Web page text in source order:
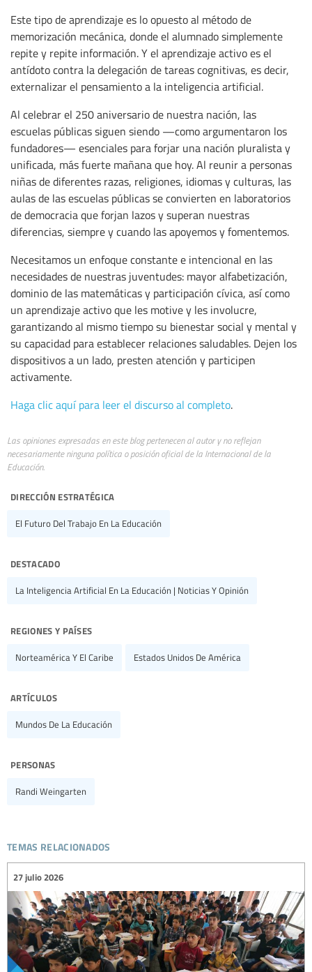
Este tipo de aprendizaje es lo opuesto al método de
memorización mecánica, donde el alumnado simplemente
repite y repite información. Y el aprendizaje activo es el
antídoto contra la delegación de tareas cognitivas, es decir,
externalizar el pensamiento a la inteligencia artificial.
Al celebrar el 250 aniversario de nuestra nación, las
escuelas públicas siguen siendo —como argumentaron los
fundadores— esenciales para forjar una nación pluralista y
unificada, más fuerte mañana que hoy. Al reunir a personas
niñas de diferentes razas, religiones, idiomas y culturas, las
aulas de las escuelas públicas se convierten en laboratorios
de democracia que forjan lazos y superan nuestras
diferencias, siempre y cuando las apoyemos y fomentemos.
Necesitamos un enfoque constante e intencional en las
necesidades de nuestras juventudes: mayor alfabetización,
dominio de las matemáticas y participación cívica, así como
un aprendizaje activo que les motive y les involucre,
garantizando al mismo tiempo su bienestar social y mental y
su capacidad para establecer relaciones saludables. Dejen los
dispositivos a un lado, presten atención y participen
activamente.
Haga clic aquí para leer el discurso al completo.
Las opiniones expresadas en este blog pertenecen al autor y no reflejan
necesariamente ninguna política o posición oficial de la Internacional de la
Educación.
dirección estratégica
El Futuro Del Trabajo En La Educación
destacado
La Inteligencia Artificial En La Educación | Noticias Y Opinión
regiones y países
Norteamérica Y El Caribe Estados Unidos De América
artículos
Mundos De La Educación
personas
Randi Weingarten
temas relacionados
27 julio 2026